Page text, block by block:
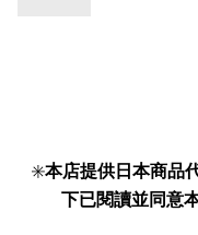
✳️本店提供日本商品
下已閱讀並同意